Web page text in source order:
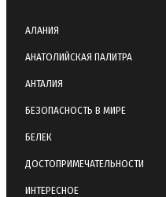
АЛАНИЯ
АНАТОЛИЙСКАЯ ПАЛИТРА
АНТАЛИЯ
БЕЗОПАСНОСТЬ В МИРЕ
БЕЛЕК
ДОСТОПРИМЕЧАТЕЛЬНОСТИ
ИНТЕРЕСНОЕ